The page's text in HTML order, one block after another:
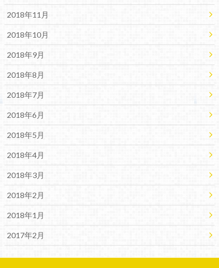
2018年11月
2018年10月
2018年9月
2018年8月
2018年7月
2018年6月
2018年5月
2018年4月
2018年3月
2018年2月
2018年1月
2017年2月